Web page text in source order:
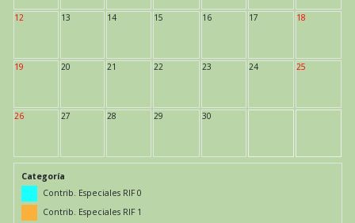
12 13 14 15 16 17 18
19 20 21 22 23 24 25
26 27 28 29 30
Categoría
Contrib. Especiales RIF 0
Contrib. Especiales RIF 1